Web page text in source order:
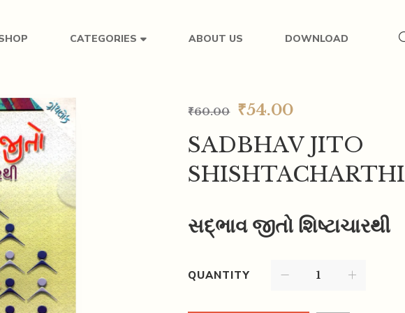
CATEGORIES ABOUT US DOWNLOAD
₹60.00 ₹54.00
SADBHAV JITO
SHISHTACHARTHI
સદ્ભાવ જીતો શિષ્ટાચારથી
QUANTITY